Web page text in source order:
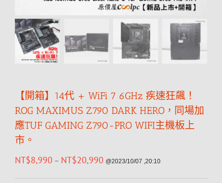
【開箱】14代 + WiFi 7 6GHz 疾速狂飆！
ROG MAXIMUS Z790 DARK HERO，同場加
應TUF GAMING Z790-PRO WIFI主機板上
市。
NT$8,990 – NT$20,990 @2023/10/07 ,20:10